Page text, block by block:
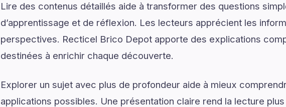
Lire des contenus détaillés aide à transformer des questions
d’apprentissage et de réflexion. Les lecteurs apprécient les
perspectives. Recticel Brico Depot apporte des explications
destinées à enrichir chaque découverte.
Explorer un sujet avec plus de profondeur aide à mieux
applications possibles. Une présentation claire rend la lecture